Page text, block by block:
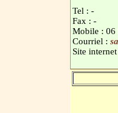
Tel : -
Fax : -
Mobile : 06
Courriel :
Site internet